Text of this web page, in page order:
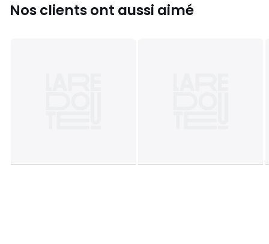
Tailles S, M, L
Nos clients ont aussi aimé